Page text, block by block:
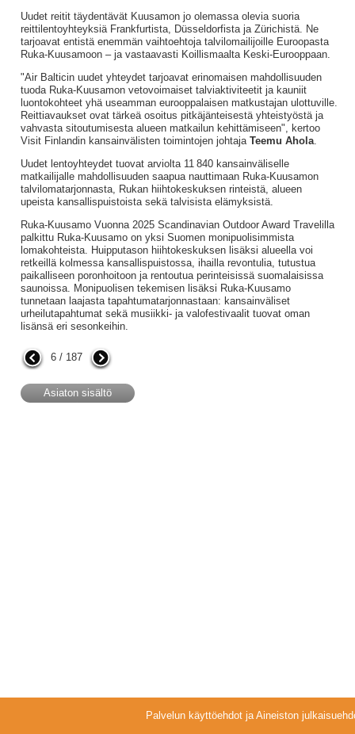
Uudet reitit täydentävät Kuusamon jo olemassa olevia suoria
reittilentoyhteyksiä Frankfurtista, Düsseldorfista ja Zürichistä. Ne
tarjoavat entistä enemmän vaihtoehtoja talvilomailijoille Euroopasta
Ruka-Kuusamoon – ja vastaavasti Koillismaalta Keski-Eurooppaan.
"Air Balticin uudet yhteydet tarjoavat erinomaisen mahdollisuuden
tuoda Ruka-Kuusamon vetovoimaiset talviaktiviteetit ja kauniit
luontokohteet yhä useamman eurooppalaisen matkustajan ulottuville.
Reittiavaukset ovat tärkeä osoitus pitkäjänteisestä yhteistyöstä ja
vahvasta sitoutumisesta alueen matkailun kehittämiseen", kertoo
Visit Finlandin kansainvälisten toimintojen johtajaTeemu Ahola.
Uudet lentoyhteydet tuovat arviolta 11 840 kansainväliselle
matkailijalle mahdollisuuden saapua nauttimaan Ruka-Kuusamon
talvilomatarjonnasta, Rukan hiihtokeskuksen rinteistä, alueen
upeista kansallispuistoista sekä talvisista elämyksistä.
Ruka-Kuusamo Vuonna 2025 Scandinavian Outdoor Award Travelilla
palkittu Ruka-Kuusamo on yksi Suomen monipuolisimmista
lomakohteista. Huipputason hiihtokeskuksen lisäksi alueella voi
retkeillä kolmessa kansallispuistossa, ihailla revontulia, tutustua
paikalliseen poronhoitoon ja rentoutua perinteisissä suomalaisissa
saunoissa. Monipuolisen tekemisen lisäksi Ruka-Kuusamo
tunnetaan laajasta tapahtumatarjonnastaan: kansainväliset
urheilutapahtumat sekä musiikki- ja valofestivaalit tuovat oman
lisänsä eri sesonkeihin.
6 / 187
Asiaton sisältö
Palvelun käyttöehdot ja Aineiston